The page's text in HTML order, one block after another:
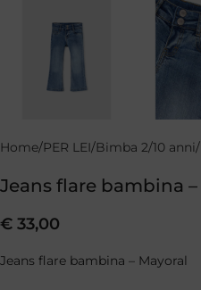
Home PER LEI Bimba 2/10 anni
Jeans flare bambina –
€ 33,00
Jeans flare bambina – Mayoral